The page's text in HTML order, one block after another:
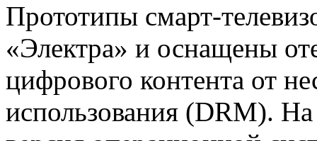
Прототипы смарт-
«Электра» и оснащены
цифрового контента от
использования (DRM). На